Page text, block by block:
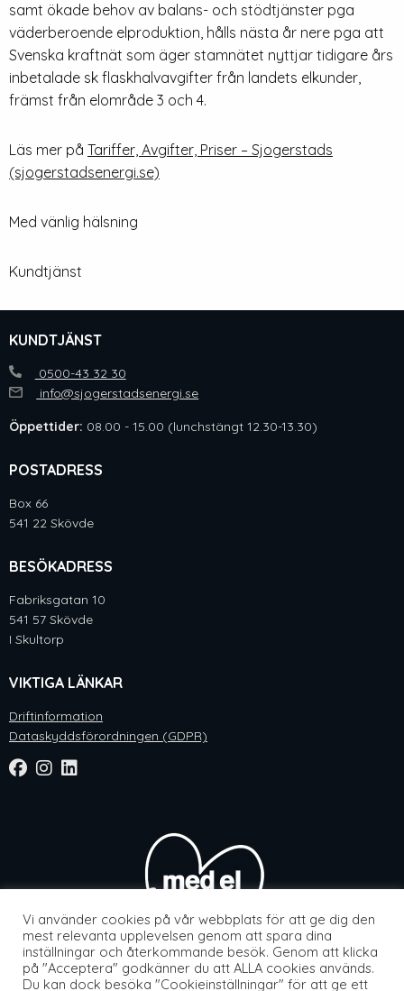
samt ökade behov av balans- och stödtjänster pga
väderberoende elproduktion, hålls nästa år nere pga att
Svenska kraftnät som äger stamnätet nyttjar tidigare års
inbetalade sk flaskhalvavgifter från landets elkunder,
främst från elområde 3 och 4.
Läs mer på Tariffer, Avgifter, Priser – Sjogerstads
(sjogerstadsenergi.se)
Med vänlig hälsning
Kundtjänst
KUNDTJÄNST
0500-43 32 30
info@sjogerstadsenergi.se
Öppettider: 08.00 - 15.00 (lunchstängt 12.30-13.30)
POSTADRESS
Box 66
541 22 Skövde
BESÖKADRESS
Fabriksgatan 10
541 57 Skövde
I Skultorp
VIKTIGA LÄNKAR
Driftinformation
Dataskyddsförordningen (GDPR)
Vi använder cookies på vår webbplats för att ge dig den
mest relevanta upplevelsen genom att spara dina
inställningar och återkommande besök. Genom att klicka
på "Acceptera" godkänner du att ALLA cookies används.
Du kan dock besöka "Cookieinställningar" för att ge ett